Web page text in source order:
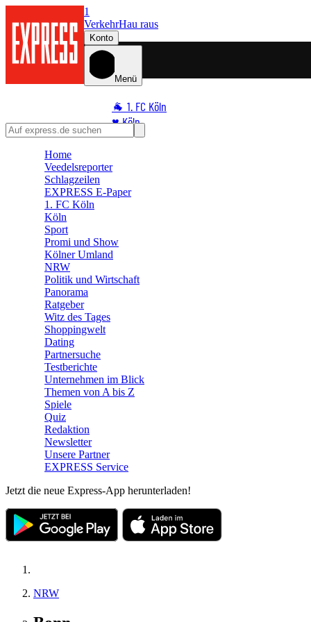
1
VerkehrHau raus
Konto
Menü
🐐 1. FC Köln
♥️ Köln
⭐ Promi
🧩 Spiele
Home
Veedelsreporter
Schlagzeilen
EXPRESS E-Paper
1. FC Köln
Köln
Sport
Promi und Show
Kölner Umland
NRW
Politik und Wirtschaft
Panorama
Ratgeber
Witz des Tages
Shoppingwelt
Dating
Partnersuche
Testberichte
Unternehmen im Blick
Themen von A bis Z
Spiele
Quiz
Redaktion
Newsletter
Unsere Partner
EXPRESS Service
Jetzt die neue Express-App herunterladen!
NRW